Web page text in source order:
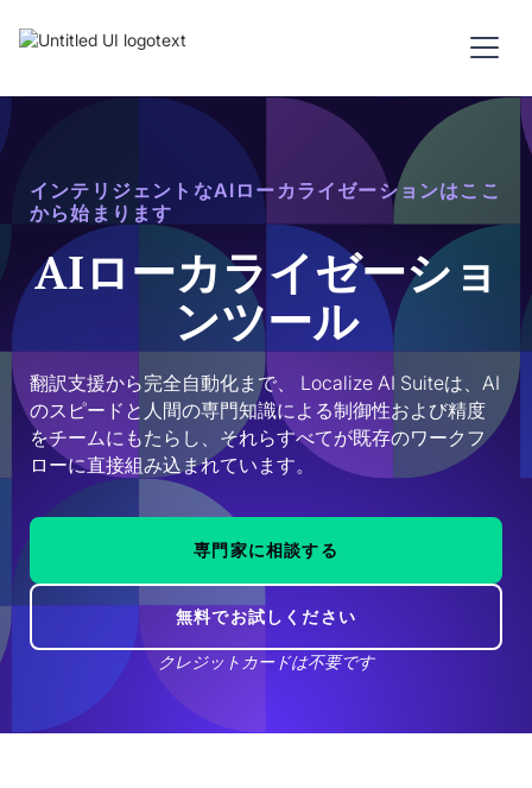
インテリジェントなAIローカライゼーションはここ
から始まります
AIローカライゼーショ
ンツール
翻訳支援から完全自動化まで、 Localize AI Suiteは、AI
のスピードと人間の専門知識による制御性および精度
をチームにもたらし、それらすべてが既存のワークフ
ローに直接組み込まれています。
専門家に相談する
無料でお試しください
クレジットカードは不要です